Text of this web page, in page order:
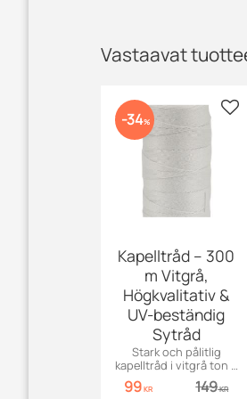
Vastaavat
Kapelltråd – 300
m Vitgrå,
Högkvalitativ &
UV-beständig
Sytråd
Stark och pålitlig
kapelltråd i vitgrå ton –
perfekt för markiser,
kapell, möbler och jeans.
99KR 149KR
34%